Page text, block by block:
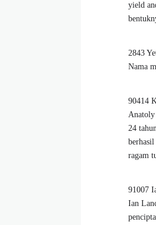
yield
2843
Nama
90414
Anatoly
24
ragam
91007
Ian